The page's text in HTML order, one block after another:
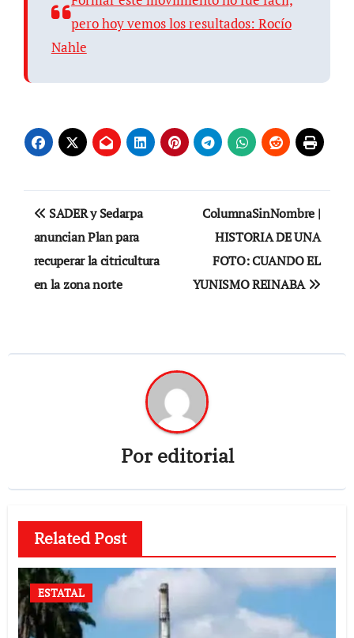
pero hoy vemos los resultados: Rocío
Nahle
Navegación
de
entradas
SADER y Sedarpa
anuncian Plan para
recuperar la citricultura
en la zona norte
ColumnaSinNombre |
HISTORIA DE UNA
FOTO: CUANDO EL
YUNISMO REINABA
Poreditorial
Related Post
ESTATAL